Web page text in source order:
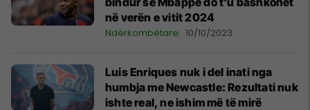
në verën e vitit 2024
Ndërkombëtare 10/10/2023
Luis Enriques nuk i del inati nga
humbja me Newcastle: Rezultati nuk
ishte real, ne ishim më të mirë